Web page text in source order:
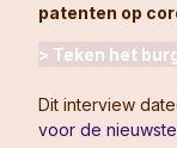
patenten op
> Teken het
Dit interview
voor de